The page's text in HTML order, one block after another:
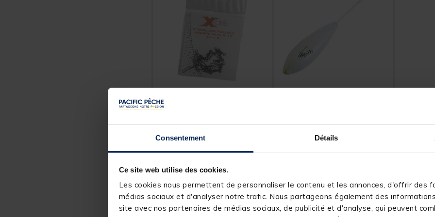
Consentement Détails
Ce site web utilise des cookies.
Les cookies nous permettent de personnaliser le contenu et les annonces, d'offrir des
médias sociaux et d'analyser notre trafic. Nous partageons également des
site avec nos partenaires de médias sociaux, de publicité et d'analyse, qui peuvent
Émerillon à agrafe carnassier
[object Object] out of 5 Customer Rating
(11)
00 €
(x1)
[object Object] out of 5 Customer Rating
(2) [object